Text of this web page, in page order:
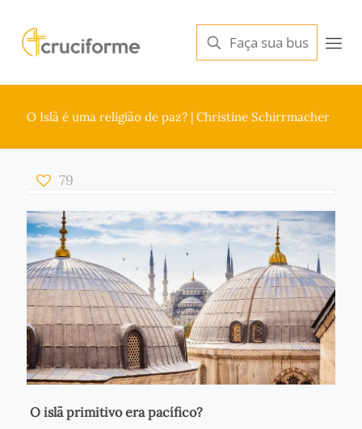
O Islã é uma religião de paz? | Christine Schirrmacher
79
O islã primitivo era pacífico?